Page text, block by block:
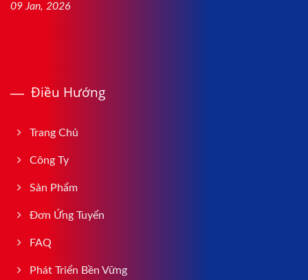
09 Jan, 2026
Điều Hướng
Trang Chủ
Công Ty
Sản Phẩm
Đơn Ứng Tuyển
FAQ
Phát Triển Bền Vững